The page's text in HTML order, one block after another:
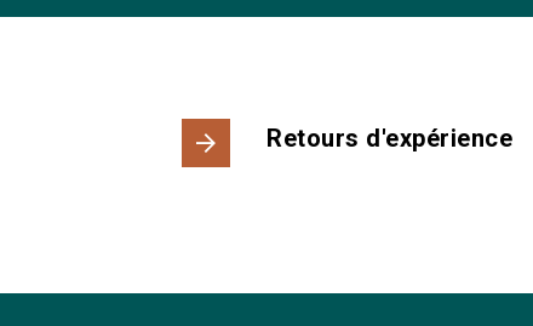
Retours d'expérience